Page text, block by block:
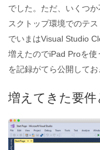
でした。ただ、いくつ
スクトップ環境でのテ
でいまはVisual Studio
増えたのでiPad Proを
を記録がてら公開してお
増えてきた要